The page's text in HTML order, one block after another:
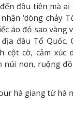
đầu tiên mà ai
‘dòng chảy
áo đỏ sao vàng
đầu Tổ Quốc.
cột cờ, cảm xúc
núi non, ruộng